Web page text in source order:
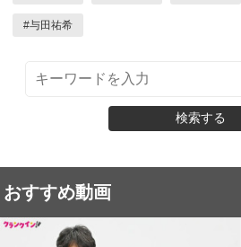
#与田祐希
検索する
おすすめ動画